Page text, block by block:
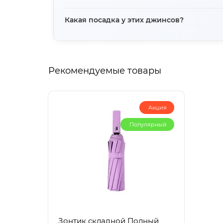
Какая посадка у этих джинсов?
Рекомендуемые товары
Акция
Популярный
Зонтик складной Полный